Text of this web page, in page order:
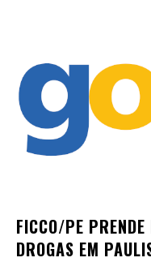
FICCO/PE
DROGAS EM